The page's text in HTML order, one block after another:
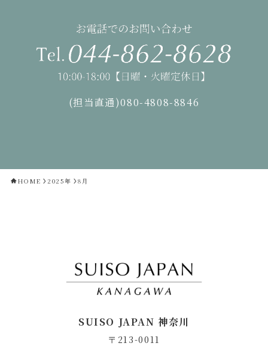
(担当直通)080-4808-8846
HOME 2025年 8月
SUISO JAPAN 神奈川
〒213-0011